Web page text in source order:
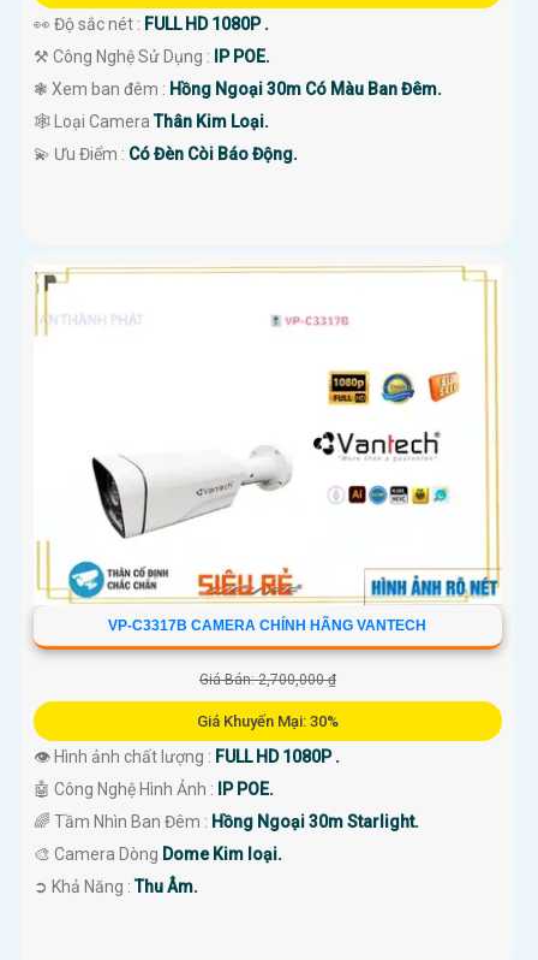
👀 Độ sắc nét : FULL HD 1080P .
⚒ Công Nghệ Sử Dụng :
IP POE.
❃ Xem ban đêm : Hồng Ngoại 30m Có Màu Ban Đêm.
🕸️ Loại CameraThân Kim Loại.
️💫 Ưu Điểm : Có Đèn Còi Báo Động.
VP-C3317B CAMERA CHÍNH HÃNG VANTECH
Giá Bán: 2,700,000 ₫
Giá Khuyến Mại: 30%
👁 Hình ảnh chất lượng : FULL HD 1080P .
🤖️ Công Nghệ Hình Ảnh :
IP POE.
🌈 Tầm Nhìn Ban Đêm : Hồng Ngoại 30m Starlight.
🎨 Camera Dòng Dome Kim loại.
️➲ Khả Năng :Thu Âm.